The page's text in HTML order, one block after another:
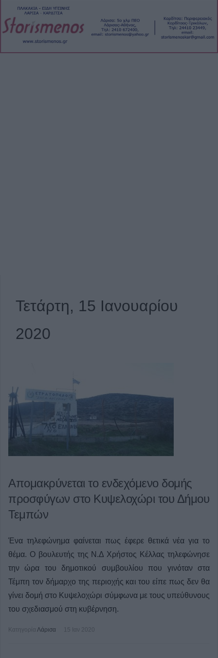
Τετάρτη, 15 Ιανουαρίου
2020
Απομακρύνεται το ενδεχόμενο δομής
προσφύγων στο Κυψελοχώρι του Δήμου
Τεμπών
Ένα τηλεφώνημα φαίνεται πως έφερε θετικά νέα για το
θέμα. Ο βουλευτής της Ν.Δ Χρήστος Κέλλας τηλεφώνησε
την ώρα του δημοτικού συμβουλίου που γινόταν στα
Τέμπη τον δήμαρχο της περιοχής και του είπε πως δεν θα
γίνει δομή στο Κυψελοχώρι σύμφωνα με τους υπεύθυνους
του σχεδιασμού στη κυβέρνηση.
Κατηγορία Λάρισα 15 Ιαν 2020